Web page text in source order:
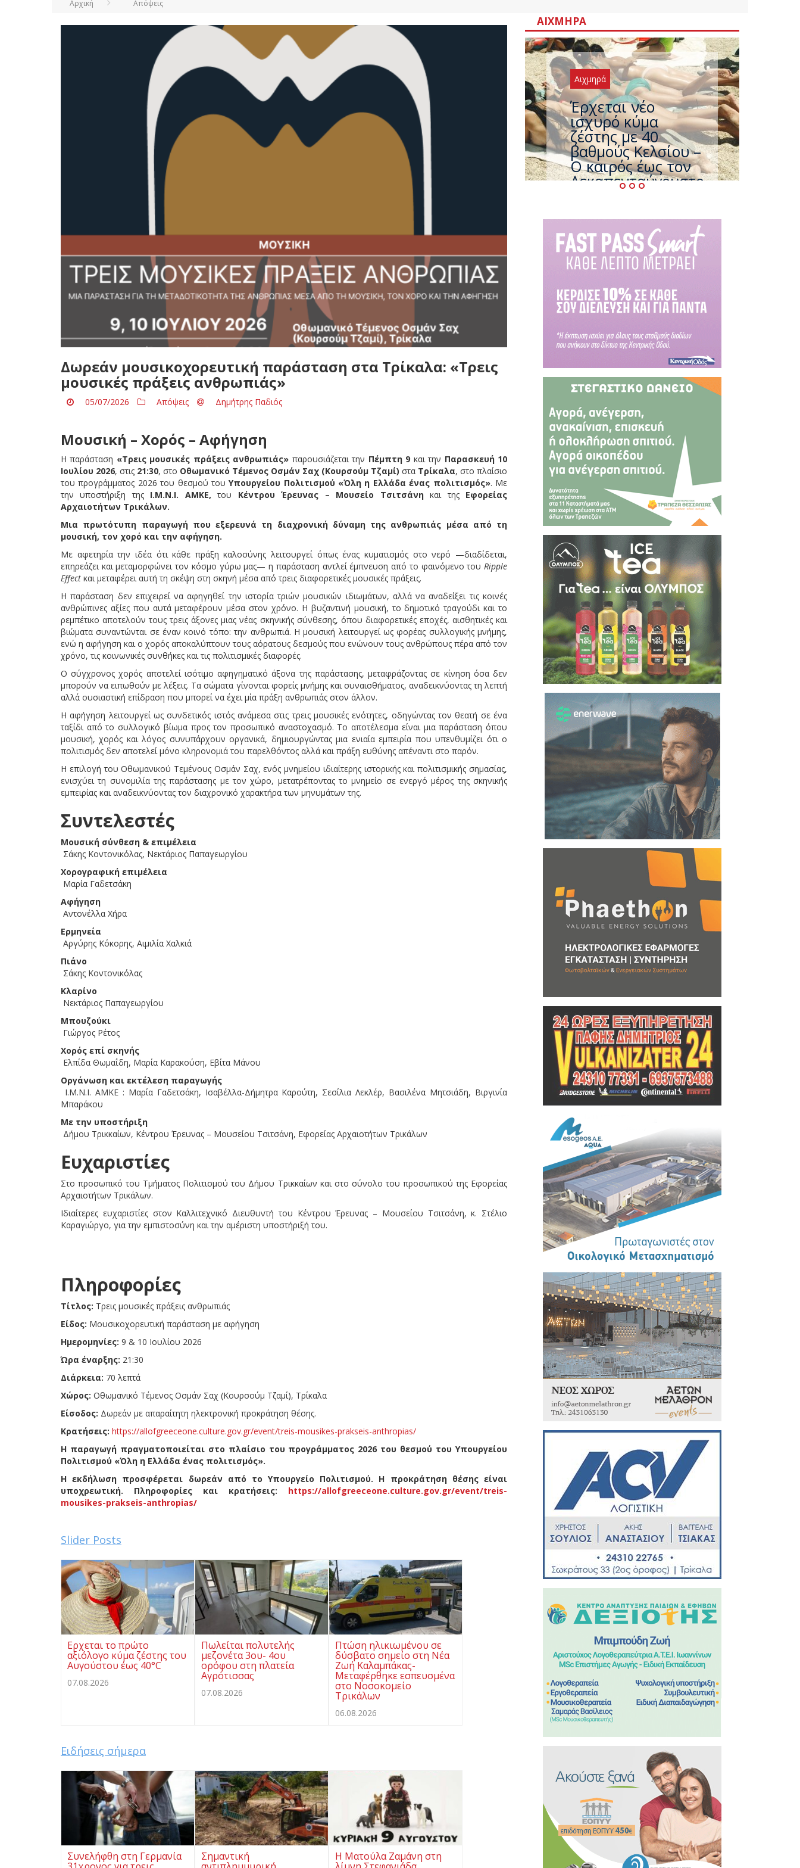
Αρχική Απόψεις
Δωρεάν μουσικοχορευτική παράσταση στα Τρίκαλα: «Τρεις
μουσικές πράξεις ανθρωπιάς»
05/07/2026 Απόψεις Δημήτρης Παδιός
Μουσική – Χορός – Αφήγηση
Η παράσταση «Τρεις μουσικές πράξεις ανθρωπιάς» παρουσιάζεται την Πέμπτη 9 και την Παρασκευή 10
Ιουλίου 2026, στις 21:30, στο Οθωμανικό Τέμενος Οσμάν Σαχ (Κουρσούμ Τζαμί) στα Τρίκαλα, στο πλαίσιο
του προγράμματος 2026 του θεσμού τουΥπουργείου Πολιτισμού «Όλη η Ελλάδα ένας πολιτισμός». Με
την υποστήριξη τηςΙ.Μ.Ν.Ι. ΑΜΚΕ, του Κέντρου Έρευνας – Μουσείο Τσιτσάνηκαι τηςΕφορείας
Αρχαιοτήτων Τρικάλων.
Μια πρωτότυπη παραγωγή που εξερευνά τη διαχρονική δύναμη της ανθρωπιάς μέσα από τη
μουσική, τον χορό και την αφήγηση.
Με αφετηρία την ιδέα ότι κάθε πράξη καλοσύνης λειτουργεί όπως ένας κυματισμός στο νερό —διαδίδεται,
επηρεάζει και μεταμορφώνει τον κόσμο γύρω μας— η παράσταση αντλεί έμπνευση από το φαινόμενο του Ripple
Effect και μεταφέρει αυτή τη σκέψη στη σκηνή μέσα από τρεις διαφορετικές μουσικές πράξεις.
Η παράσταση δεν επιχειρεί να αφηγηθεί την ιστορία τριών μουσικών ιδιωμάτων, αλλά να αναδείξει τις κοινές
ανθρώπινες αξίες που αυτά μεταφέρουν μέσα στον χρόνο. Η βυζαντινή μουσική, το δημοτικό τραγούδι και το
ρεμπέτικο αποτελούν τους τρεις άξονες μιας νέας σκηνικής σύνθεσης, όπου διαφορετικές εποχές, αισθητικές και
βιώματα συναντώνται σε έναν κοινό τόπο: την ανθρωπιά. Η μουσική λειτουργεί ως φορέας συλλογικής μνήμης,
ενώ η αφήγηση και ο χορός αποκαλύπτουν τους αόρατους δεσμούς που ενώνουν τους ανθρώπους πέρα από τον
χρόνο, τις κοινωνικές συνθήκες και τις πολιτισμικές διαφορές.
Ο σύγχρονος χορός αποτελεί ισότιμο αφηγηματικό άξονα της παράστασης, μεταφράζοντας σε κίνηση όσα δεν
μπορούν να ειπωθούν με λέξεις. Τα σώματα γίνονται φορείς μνήμης και συναισθήματος, αναδεικνύοντας τη λεπτή
αλλά ουσιαστική επίδραση που μπορεί να έχει μία πράξη ανθρωπιάς στον άλλον.
Η αφήγηση λειτουργεί ως συνδετικός ιστός ανάμεσα στις τρεις μουσικές ενότητες, οδηγώντας τον θεατή σε ένα
ταξίδι από το συλλογικό βίωμα προς τον προσωπικό αναστοχασμό. Το αποτέλεσμα είναι μια παράσταση όπου
μουσική, χορός και λόγος συνυπάρχουν οργανικά, δημιουργώντας μια ενιαία εμπειρία που υπενθυμίζει ότι ο
πολιτισμός δεν αποτελεί μόνο κληρονομιά του παρελθόντος αλλά και πράξη ευθύνης απέναντι στο παρόν.
Η επιλογή του Οθωμανικού Τεμένους Οσμάν Σαχ, ενός μνημείου ιδιαίτερης ιστορικής και πολιτισμικής σημασίας,
ενισχύει τη συνομιλία της παράστασης με τον χώρο, μετατρέποντας το μνημείο σε ενεργό μέρος της σκηνικής
εμπειρίας και αναδεικνύοντας τον διαχρονικό χαρακτήρα των μηνυμάτων της.
Συντελεστές
Μουσική σύνθεση & επιμέλεια
Σάκης Κοντονικόλας, Νεκτάριος Παπαγεωργίου
Χορογραφική επιμέλεια
Μαρία Γαδετσάκη
Αφήγηση
Αντονέλλα Χήρα
Ερμηνεία
Αργύρης Κόκορης, Αιμιλία Χαλκιά
Πιάνο
Σάκης Κοντονικόλας
Κλαρίνο
Νεκτάριος Παπαγεωργίου
Μπουζούκι
Γιώργος Ρέτος
Χορός επί σκηνής
Ελπίδα Θωμαΐδη, Μαρία Καρακούση, Εβίτα Μάνου
Οργάνωση και εκτέλεση παραγωγής
Ι.Μ.Ν.Ι. ΑΜΚΕ : Μαρία Γαδετσάκη, Ισαβέλλα-Δήμητρα Καρούτη, Σεσίλια Λεκλέρ, Βασιλένα Μητσιάδη, Βιργινία
Μπαράκου
Με την υποστήριξη
Δήμου Τρικκαίων, Κέντρου Έρευνας – Μουσείου Τσιτσάνη, Εφορείας Αρχαιοτήτων Τρικάλων
Ευχαριστίες
Στο προσωπικό του Τμήματος Πολιτισμού του Δήμου Τρικκαίων και στο σύνολο του προσωπικού της Εφορείας
Αρχαιοτήτων Τρικάλων.
Ιδιαίτερες ευχαριστίες στον Καλλιτεχνικό Διευθυντή του Κέντρου Έρευνας – Μουσείου Τσιτσάνη, κ. Στέλιο
Καραγιώργο, για την εμπιστοσύνη και την αμέριστη υποστήριξή του.
Πληροφορίες
Τίτλος: Τρεις μουσικές πράξεις ανθρωπιάς
Είδος: Μουσικοχορευτική παράσταση με αφήγηση
Ημερομηνίες: 9 & 10 Ιουλίου 2026
Ώρα έναρξης: 21:30
Διάρκεια: 70 λεπτά
Χώρος: Οθωμανικό Τέμενος Οσμάν Σαχ (Κουρσούμ Τζαμί), Τρίκαλα
Είσοδος: Δωρεάν με απαραίτητη ηλεκτρονική προκράτηση θέσης.
Κρατήσεις: https://allofgreeceone.culture.gov.gr/event/treis-mousikes-prakseis-anthropias/
Η παραγωγή πραγματοποιείται στο πλαίσιο του προγράμματος 2026 του θεσμού του Υπουργείου
Πολιτισμού «Όλη η Ελλάδα ένας πολιτισμός».
Η εκδήλωση προσφέρεται δωρεάν από το Υπουργείο Πολιτισμού. Η προκράτηση θέσης είναι
υποχρεωτική. Πληροφορίες και κρατήσεις:
https://allofgreeceone.culture.gov.gr/event/treis-
mousikes-prakseis-anthropias/
Slider Posts
Ερχεται το πρώτο
αξιόλογο κύμα ζέστης του
Αυγούστου έως 40°C
07.08.2026
Πωλείται πολυτελής
μεζονέτα 3ου- 4ου
ορόφου στη πλατεία
Αγρότισσας
07.08.2026
Πτώση ηλικιωμένου σε
δύσβατο σημείο στη Νέα
Ζωή Καλαμπάκας-
Μεταφέρθηκε εσπευσμένα
στο Νοσοκομείο
Τρικάλων
06.08.2026
Ειδήσεις σήμερα
Συνελήφθη στη Γερμανία Σημαντική Η Ματούλα Ζαμάνη στη
ΑΙΧΜΗΡΆ
Αιχμηρά
Έρχεται νέο
ισχυρό κύμα
ζέστης με 40
βαθμούς Κελσίου –
Ο καιρός έως τον
Δεκαπενταύγουστο